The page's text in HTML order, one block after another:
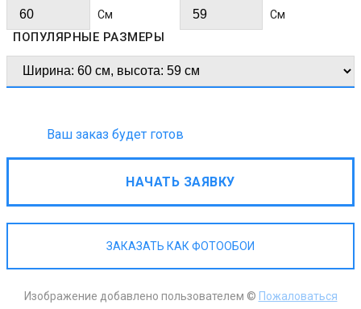
Cм Cм
ПОПУЛЯРНЫЕ РАЗМЕРЫ
Ваш заказ будет готов
НАЧАТЬ ЗАЯВКУ
ЗАКАЗАТЬ КАК ФОТООБОИ
Изображение добавлено пользователем © Пожаловаться